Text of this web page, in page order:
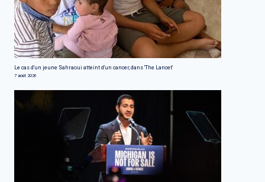
Le cas d'un jeune Sahraoui atteint d'un cancer, dans 'The Lancet'
7 août 2026